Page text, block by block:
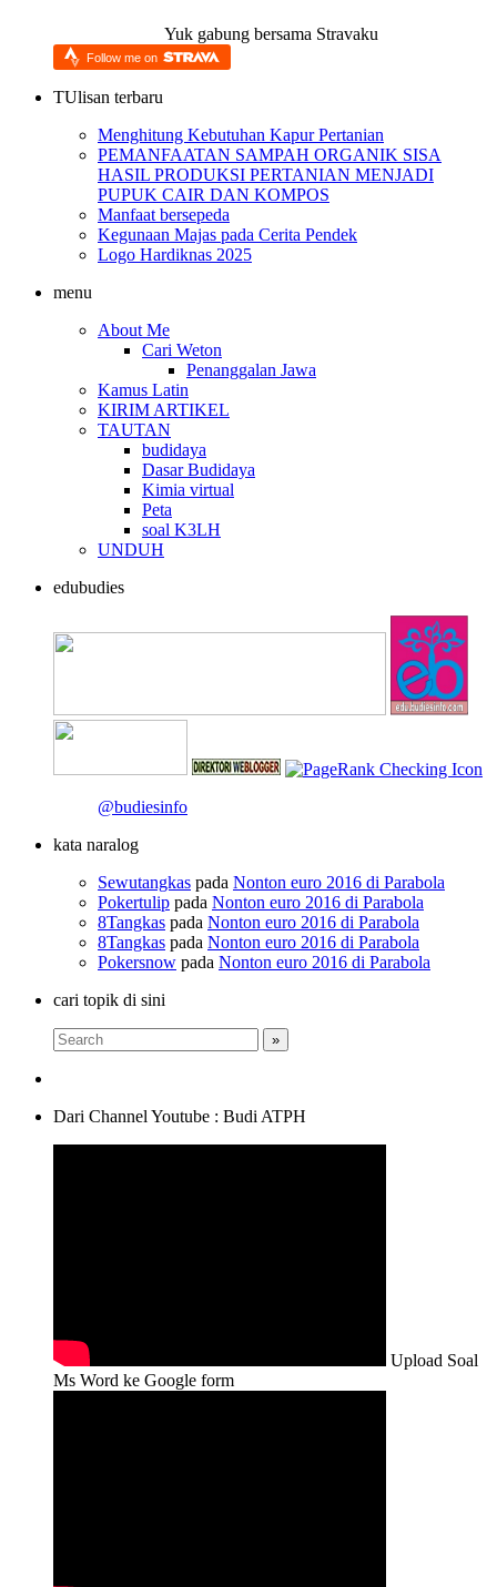
Yuk gabung bersama Stravaku
Follow me on
TUlisan terbaru
Menghitung Kebutuhan Kapur Pertanian
PEMANFAATAN SAMPAH ORGANIK SISA
HASIL PRODUKSI PERTANIAN MENJADI
PUPUK CAIR DAN KOMPOS
Manfaat bersepeda
Kegunaan Majas pada Cerita Pendek
Logo Hardiknas 2025
menu
About Me
Cari Weton
Penanggalan Jawa
Kamus Latin
KIRIM ARTIKEL
TAUTAN
budidaya
Dasar Budidaya
Kimia virtual
Peta
soal K3LH
UNDUH
edubudies
@budiesinfo
kata naralog
Sewutangkas pada Nonton euro 2016 di Parabola
Pokertulip pada Nonton euro 2016 di Parabola
8Tangkas pada Nonton euro 2016 di Parabola
8Tangkas pada Nonton euro 2016 di Parabola
Pokersnow pada Nonton euro 2016 di Parabola
cari topik di sini
Dari Channel Youtube : Budi ATPH
Upload Soal
Ms Word ke Google form